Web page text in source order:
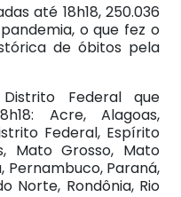
até 18h18, 250.036
o que fez o
de óbitos pela
Federal que
Acre, Alagoas,
Federal, Espírito
Mato Grosso, Mato
Pernambuco, Paraná,
Norte, Rondônia, Rio